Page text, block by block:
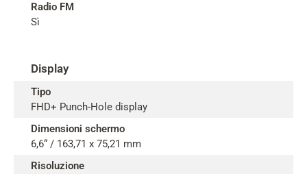
Radio FM
Sì
Display
Tipo
FHD+ Punch-Hole display
Dimensioni schermo
6,6“ / 163,71 x 75,21 mm
Risoluzione